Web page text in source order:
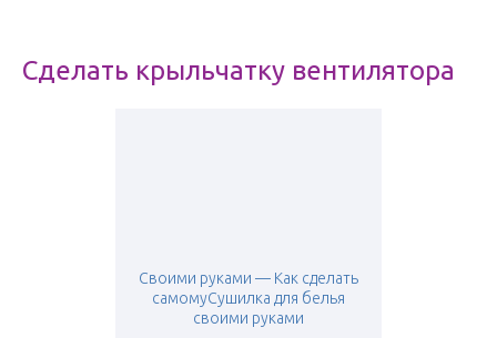
Сделать крыльчатку вентилятора
Своими руками — Как сделать
самомуСушилка для белья
своими руками